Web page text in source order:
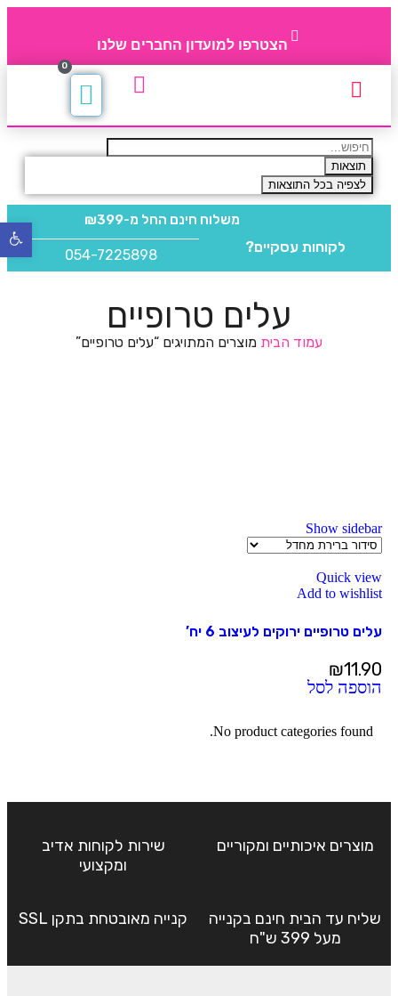
הצטרפו למועדון החברים שלנו
0
תוצאות
לצפיה בכל התוצאות
משלוח חינם החל מ-₪399
לקוחות עסקיים? 054-7225898
עלים טרופיים
עמוד הבית מוצרים המתויגים “עלים טרופיים”
Show sidebar
Quick view
Add to wishlist
עלים טרופיים ירוקים לעיצוב 6 יח’
₪11.90
הוספה לסל
No product categories found.
מוצרים איכותיים ומקוריים
שירות לקוחות אדיב
ומקצועי
שליח עד הבית חינם בקנייה
מעל 399 ש"ח
קנייה מאובטחת בתקן SSL
פתח